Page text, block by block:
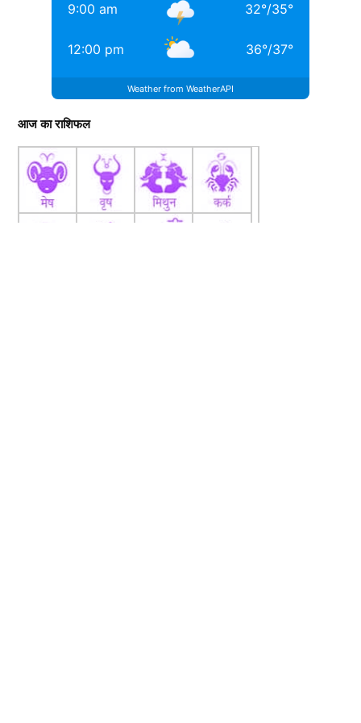
9:00 am 32°/35°
12:00 pm 36°/37°
Weather from WeatherAPI
आज का राशिफल